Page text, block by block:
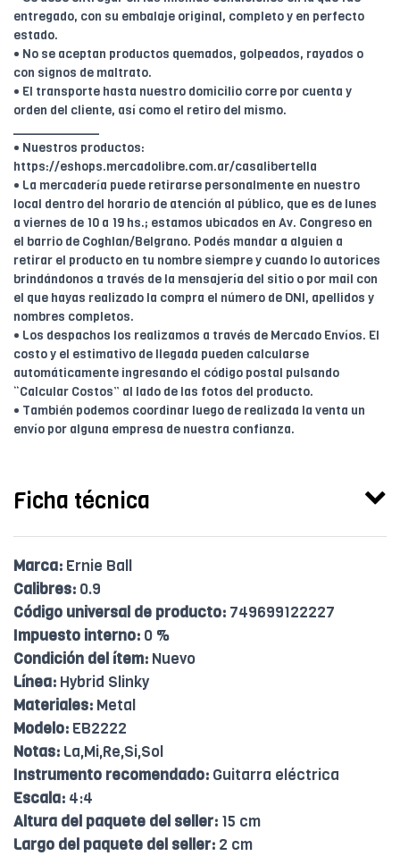
entregado, con su embalaje original, completo y en perfecto
estado.
• No se aceptan productos quemados, golpeados, rayados o
con signos de maltrato.
• El transporte hasta nuestro domicilio corre por cuenta y
orden del cliente, así como el retiro del mismo.
____________
• Nuestros productos:
https://eshops.mercadolibre.com.ar/casalibertella
• La mercadería puede retirarse personalmente en nuestro
local dentro del horario de atención al público, que es de lunes
a viernes de 10 a 19 hs.; estamos ubicados en Av. Congreso en
el barrio de Coghlan/Belgrano. Podés mandar a alguien a
retirar el producto en tu nombre siempre y cuando lo autorices
brindándonos a través de la mensajería del sitio o por mail con
el que hayas realizado la compra el número de DNI, apellidos y
nombres completos.
• Los despachos los realizamos a través de Mercado Envíos. El
costo y el estimativo de llegada pueden calcularse
automáticamente ingresando el código postal pulsando
“Calcular Costos” al lado de las fotos del producto.
• También podemos coordinar luego de realizada la venta un
envío por alguna empresa de nuestra confianza.
Ficha técnica
Marca: Ernie Ball
Calibres: 0.9
Código universal de producto: 749699122227
Impuesto interno: 0 %
Condición del ítem: Nuevo
Línea: Hybrid Slinky
Materiales: Metal
Modelo: EB2222
Notas: La,Mi,Re,Si,Sol
Instrumento recomendado: Guitarra eléctrica
Escala: 4:4
Altura del paquete del seller: 15 cm
Largo del paquete del seller: 2 cm